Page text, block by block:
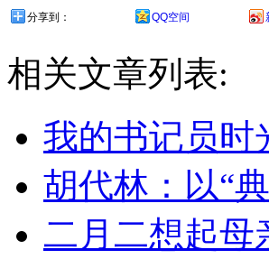
分享到： QQ空间
相关文章列表:
我的书记员时
胡代林：以“
二月二想起母